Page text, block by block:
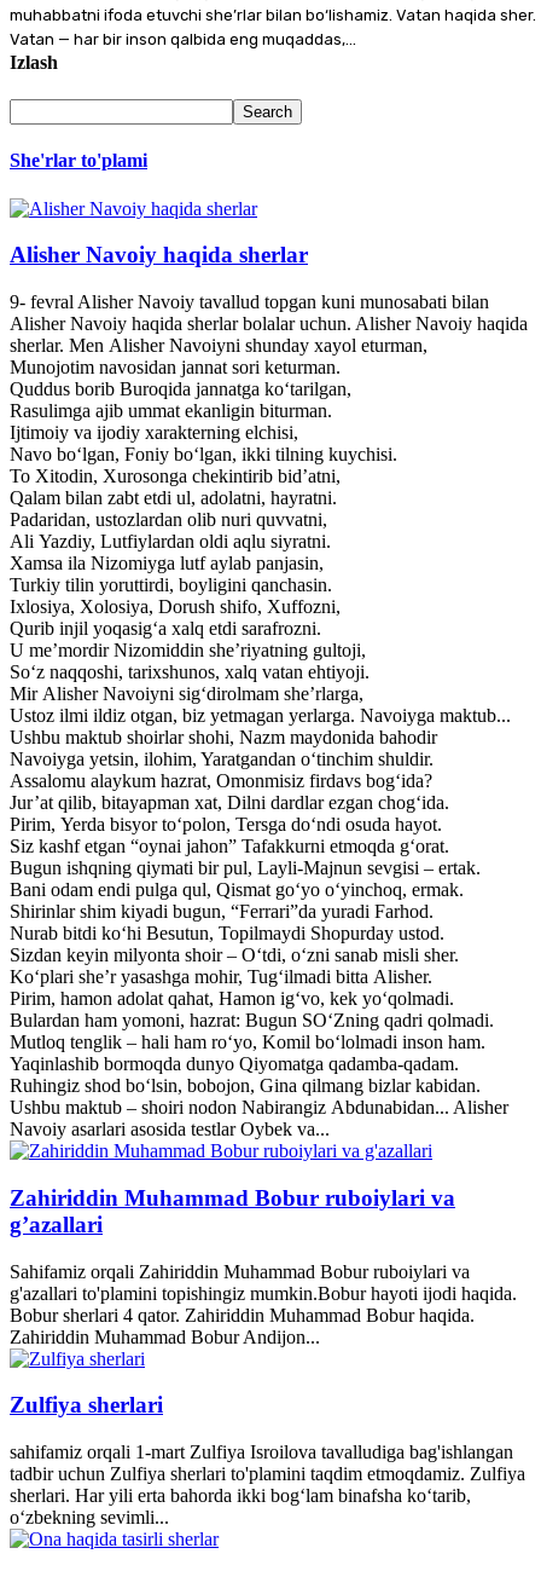
muhabbatni ifoda etuvchi she’rlar bilan bo‘lishamiz. Vatan haqida sher.
Vatan — har bir inson qalbida eng muqaddas,...
Izlash
She'rlar to'plami
Alisher Navoiy haqida sherlar
9- fevral Alisher Navoiy tavallud topgan kuni munosabati bilan
Alisher Navoiy haqida sherlar bolalar uchun. Alisher Navoiy haqida
sherlar. Men Alisher Navoiyni shunday xayol eturman,
Munojotim navosidan jannat sori keturman.
Quddus borib Buroqida jannatga ko‘tarilgan,
Rasulimga ajib ummat ekanligin biturman.
Ijtimoiy va ijodiy xarakterning elchisi,
Navo bo‘lgan, Foniy bo‘lgan, ikki tilning kuychisi.
To Xitodin, Xurosonga chekintirib bid’atni,
Qalam bilan zabt etdi ul, adolatni, hayratni.
Padaridan, ustozlardan olib nuri quvvatni,
Ali Yazdiy, Lutfiylardan oldi aqlu siyratni.
Xamsa ila Nizomiyga lutf aylab panjasin,
Turkiy tilin yoruttirdi, boyligini qanchasin.
Ixlosiya, Xolosiya, Dorush shifo, Xuffozni,
Qurib injil yoqasig‘a xalq etdi sarafrozni.
U me’mordir Nizomiddin she’riyatning gultoji,
So‘z naqqoshi, tarixshunos, xalq vatan ehtiyoji.
Mir Alisher Navoiyni sig‘dirolmam she’rlarga,
Ustoz ilmi ildiz otgan, biz yetmagan yerlarga. Navoiyga maktub...
Ushbu maktub shoirlar shohi, Nazm maydonida bahodir
Navoiyga yetsin, ilohim, Yaratgandan o‘tinchim shuldir.
Assalomu alaykum hazrat, Omonmisiz firdavs bog‘ida?
Jur’at qilib, bitayapman xat, Dilni dardlar ezgan chog‘ida.
Pirim, Yerda bisyor to‘polon, Tersga do‘ndi osuda hayot.
Siz kashf etgan “oynai jahon” Tafakkurni etmoqda g‘orat.
Bugun ishqning qiymati bir pul, Layli-Majnun sevgisi – ertak.
Bani odam endi pulga qul, Qismat go‘yo o‘yinchoq, ermak.
Shirinlar shim kiyadi bugun, “Ferrari”da yuradi Farhod.
Nurab bitdi ko‘hi Besutun, Topilmaydi Shopurday ustod.
Sizdan keyin milyonta shoir – O‘tdi, o‘zni sanab misli sher.
Ko‘plari she’r yasashga mohir, Tug‘ilmadi bitta Alisher.
Pirim, hamon adolat qahat, Hamon ig‘vo, kek yo‘qolmadi.
Bulardan ham yomoni, hazrat: Bugun SO‘Zning qadri qolmadi.
Mutloq tenglik – hali ham ro‘yo, Komil bo‘lolmadi inson ham.
Yaqinlashib bormoqda dunyo Qiyomatga qadamba-qadam.
Ruhingiz shod bo‘lsin, bobojon, Gina qilmang bizlar kabidan.
Ushbu maktub – shoiri nodon Nabirangiz Abdunabidan... Alisher
Navoiy asarlari asosida testlar Oybek va...
Zahiriddin Muhammad Bobur ruboiylari va
g’azallari
Sahifamiz orqali Zahiriddin Muhammad Bobur ruboiylari va
g'azallari to'plamini topishingiz mumkin.Bobur hayoti ijodi haqida.
Bobur sherlari 4 qator. Zahiriddin Muhammad Bobur haqida.
Zahiriddin Muhammad Bobur Andijon...
Zulfiya sherlari
sahifamiz orqali 1-mart Zulfiya Isroilova tavalludiga bag'ishlangan
tadbir uchun Zulfiya sherlari to'plamini taqdim etmoqdamiz. Zulfiya
sherlari. Har yili erta bahorda ikki bogʻlam binafsha koʻtarib,
oʻzbekning sevimli...